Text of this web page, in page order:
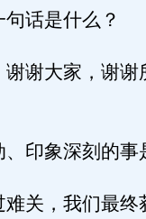
话是什么？
谢大家，谢谢
印象深刻的事
关，我们最终